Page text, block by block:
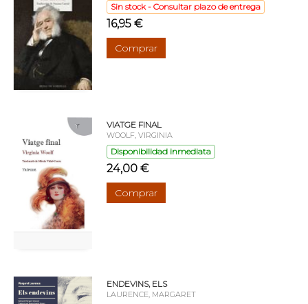
Sin stock - Consultar plazo de entrega
16,95 €
Comprar
VIATGE FINAL
WOOLF, VIRGINIA
Disponibilidad inmediata
24,00 €
Comprar
ENDEVINS, ELS
LAURENCE, MARGARET